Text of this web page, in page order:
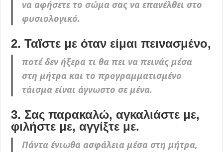
να αφήσετε το σώμα σας να επανέλθει στο
φυσιολογικό.
2. Ταΐστε με όταν είμαι πεινασμένο,
ποτέ δεν ήξερα τι θα πει να πεινάς μέσα
στη μήτρα και το προγραμματισμένο
τάισμα είναι άγνωστο σε μένα.
3. Σας παρακαλώ, αγκαλιάστε με,
φιλήστε με, αγγίξτε με.
Πάντα ένιωθα ασφάλεια μέσα στη μήτρα,